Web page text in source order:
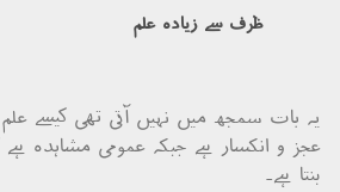
ظرف سے زیادہ علم
یہ بات سمجھ میں نہیں آتی تھی کیسے
عجز و انکسار ہے جبکہ عمومی مشاہدہ ہے
بنتا ہے۔